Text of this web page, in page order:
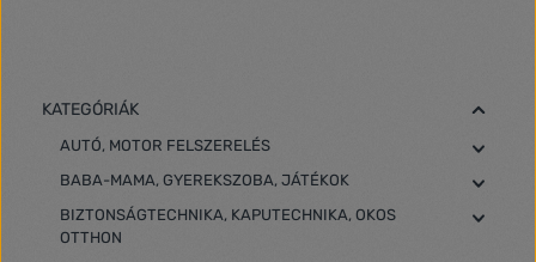
KATEGÓRIÁK
AUTÓ, MOTOR FELSZERELÉS
BABA-MAMA, GYEREKSZOBA, JÁTÉKOK
BIZTONSÁGTECHNIKA, KAPUTECHNIKA, OKOS
OTTHON